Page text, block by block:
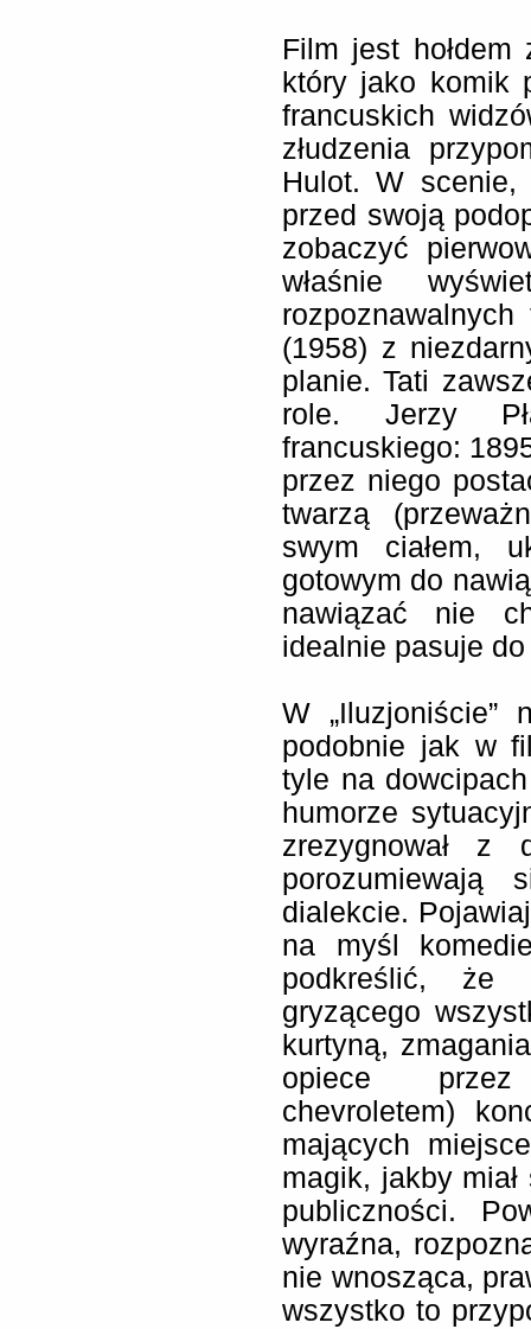
Film jest hołdem
który jako komik
francuskich
złudzenia
Hulot. W
przed swoją
zobaczyć
właśnie
rozpoznawalnych
(1958) z
planie. Tati
role. Jerzy
francuskiego:
przez niego
twarzą
swym ciałem,
gotowym do
nawiązać nie
idealnie pasuje
W „Iluzjoniście”
podobnie jak w
tyle na
humorze
zrezygnował z
porozumiewają
dialekcie.
na myśl
podkreślić, że
gryzącego
kurtyną,
opiece przez
chevroletem)
mających
magik, jakby
publiczności.
wyraźna,
nie wnosząca,
wszystko to